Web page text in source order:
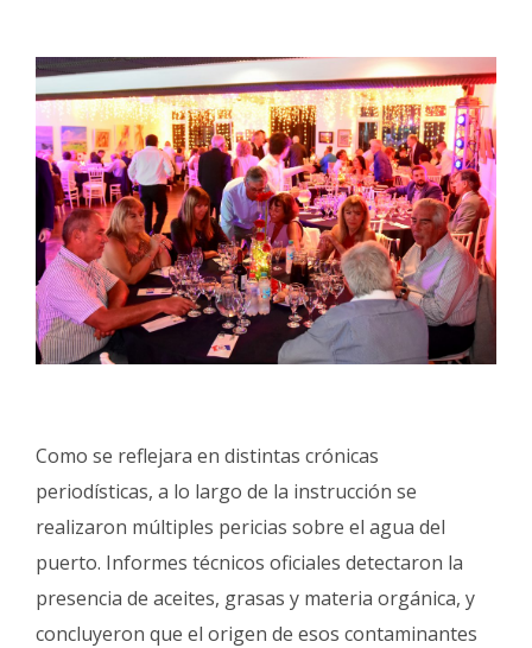
Como se reflejara en distintas crónicas
periodísticas, a lo largo de la instrucción se
realizaron múltiples pericias sobre el agua del
puerto. Informes técnicos oficiales detectaron la
presencia de aceites, grasas y materia orgánica, y
concluyeron que el origen de esos contaminantes